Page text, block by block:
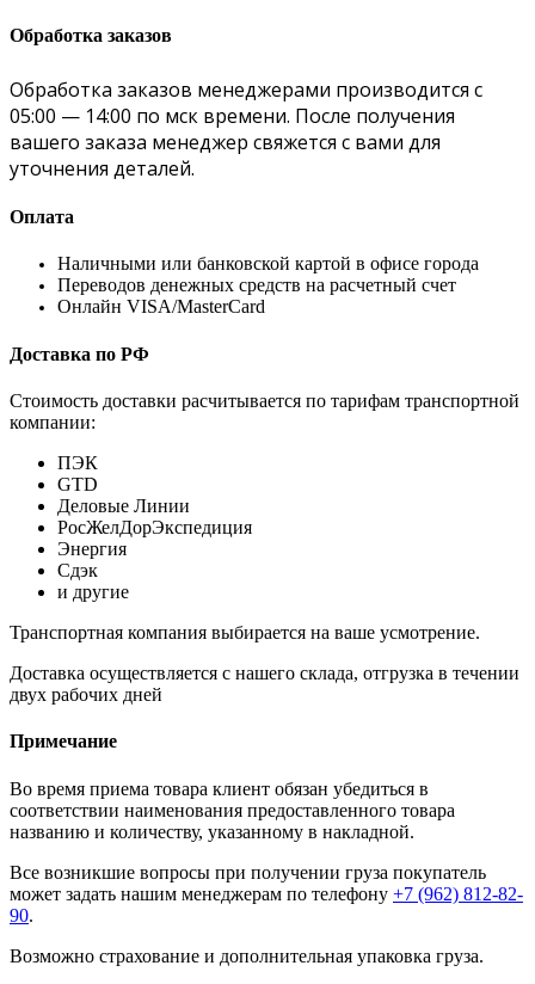
Обработка заказов
Обработка заказов менеджерами производится с
05:00 — 14:00 по мск времени. После получения
вашего заказа менеджер свяжется с вами для
уточнения деталей.
Оплата
Наличными или банковской картой в офисе города
Переводов денежных средств на расчетный счет
Онлайн VISA/MasterCard
Доставка по РФ
Стоимость доставки расчитывается по тарифам транспортной
компании:
ПЭК
GTD
Деловые Линии
РосЖелДорЭкспедиция
Энергия
Сдэк
и другие
Транспортная компания выбирается на ваше усмотрение.
Доставка осуществляется с нашего склада, отгрузка в течении
двух рабочих дней
Примечание
Во время приема товара клиент обязан убедиться в
соответствии наименования предоставленного товара
названию и количеству, указанному в накладной.
Все возникшие вопросы при получении груза покупатель
может задать нашим менеджерам по телефону +7 (962) 812-82-
90.
Возможно страхование и дополнительная упаковка груза.